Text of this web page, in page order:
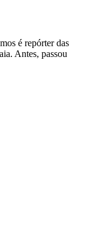
é repórter das
Antes, passou